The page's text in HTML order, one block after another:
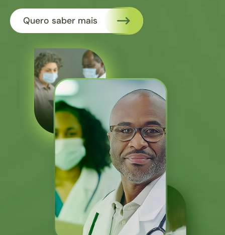
Quero saber mais